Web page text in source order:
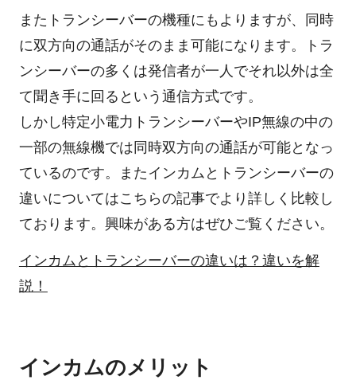
またトランシーバーの機種にもよりますが、同時
に双方向の通話がそのまま可能になります。トラ
ンシーバーの多くは発信者が一人でそれ以外は全
て聞き手に回るという通信方式です。
しかし特定小電力トランシーバーやIP無線の中の
一部の無線機では同時双方向の通話が可能となっ
ているのです。またインカムとトランシーバーの
違いについてはこちらの記事でより詳しく比較し
ております。興味がある方はぜひご覧ください。
インカムとトランシーバーの違いは？違いを解
説！
インカムのメリット